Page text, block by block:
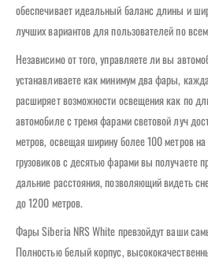
обеспечивает идеальный баланс длины и
лучших вариантов для пользователей по
Независимо от того, управляете ли вы
устанавливаете как минимум два фары,
расширяет возможности освещения как по
автомобиле с тремя фарами световой луч
метров, освещая ширину более 100 метров
грузовиков с десятью фарами вы получаете
дальние расстояния, позволяющий видеть
до 1200 метров.
Фары Siberia NRS White превзойдут ваши
Полностью белый корпус,